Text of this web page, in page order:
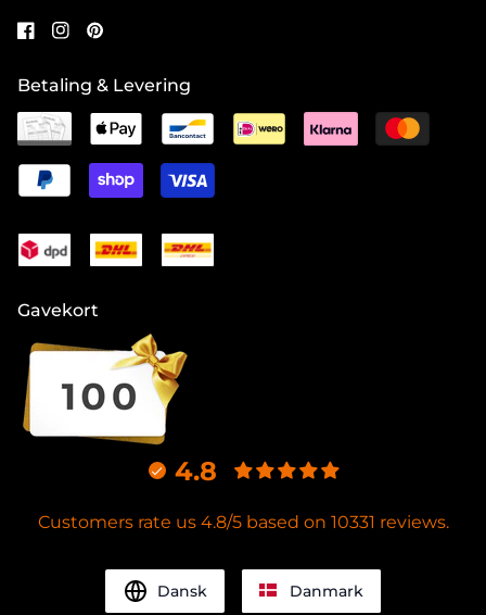
Betaling & Levering
Gavekort
4.8
Customers rate us 4.8/5 based on 10331 reviews.
Dansk Danmark